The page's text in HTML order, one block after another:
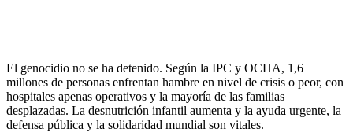
El genocidio no se ha detenido. Según la IPC y OCHA, 1,6
millones de personas enfrentan hambre en nivel de crisis o peor, con
hospitales apenas operativos y la mayoría de las familias
desplazadas. La desnutrición infantil aumenta y la ayuda urgente, la
defensa pública y la solidaridad mundial son vitales.